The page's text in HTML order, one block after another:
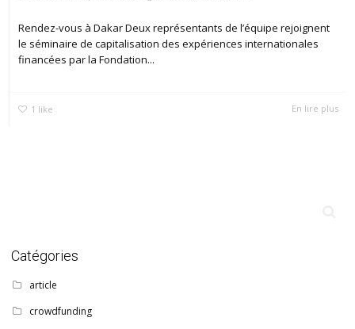
Rendez-vous à Dakar Deux représentants de l’équipe rejoignent
le séminaire de capitalisation des expériences internationales
financées par la Fondation...
1 like En lire plus
Catégories
article
crowdfunding